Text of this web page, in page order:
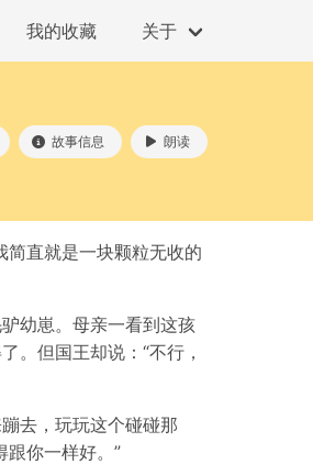
我的收藏 关于
故事信息 朗读
简直就是一块颗粒无收的
幼崽。母亲一看到这孩
。但国王却说：“不行，
去，玩玩这个碰碰那
跟你一样好。”